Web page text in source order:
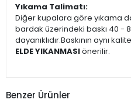
Yıkama Talimatı:
Diğer kupalara göre yıkama
bardak üzerindeki baskı 40 -
dayanıklıdır.Baskının aynı
ELDE YIKANMASIönerilir.
Benzer Ürünler